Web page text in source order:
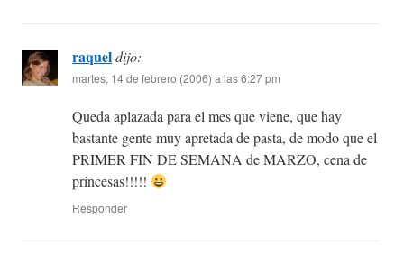
raqueldijo:
martes, 14 de febrero (2006) a las 6:27 pm
Queda aplazada para el mes que viene, que hay
bastante gente muy apretada de pasta, de modo que el
PRIMER FIN DE SEMANA de MARZO, cena de
princesas!!!!!
Responder